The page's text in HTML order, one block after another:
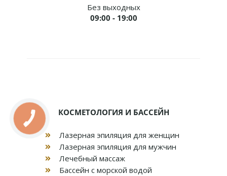
Без выходных
09:00 - 19:00
КОСМЕТОЛОГИЯ И БАССЕЙН
Лазерная эпиляция для женщин
Лазерная эпиляция для мужчин
Лечебный массаж
Бассейн с морской водой